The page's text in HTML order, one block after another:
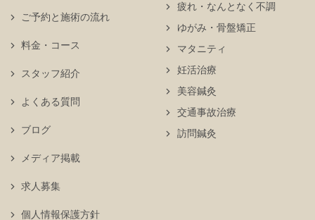
疲れ・なんとなく不調
ゆがみ・骨盤矯正
マタニティ
妊活治療
美容鍼灸
交通事故治療
訪問鍼灸
ご予約と施術の流れ
料金・コース
スタッフ紹介
よくある質問
ブログ
メディア掲載
求人募集
個人情報保護方針